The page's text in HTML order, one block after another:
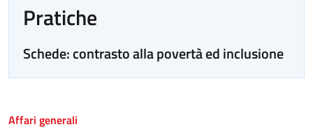
Pratiche
Schede: contrasto alla povertà ed inclusione
Affari generali